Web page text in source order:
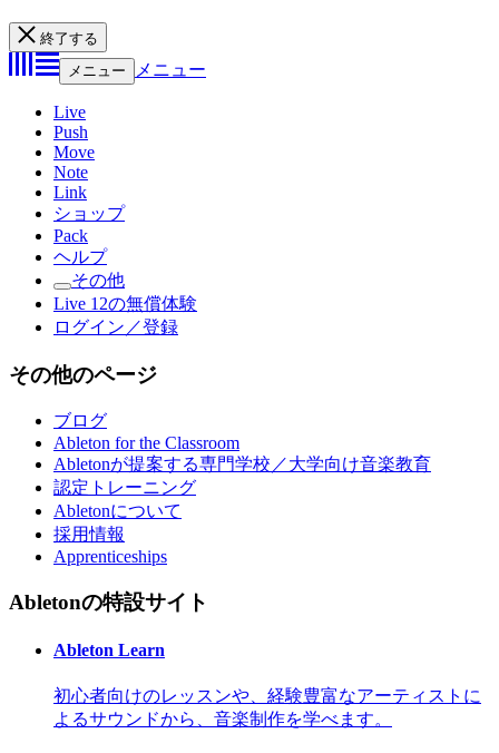
終了する
メニュー
メニュー
Live
Push
Move
Note
Link
ショップ
Pack
ヘルプ
その他
Live 12の無償体験
ログイン／登録
その他のページ
ブログ
Ableton for the Classroom
Abletonが提案する専門学校／大学向け音楽教育
認定トレーニング
Abletonについて
採用情報
Apprenticeships
Abletonの特設サイト
Ableton Learn
初心者向けのレッスンや、経験豊富なアーティストに
よるサウンドから、音楽制作を学べます。